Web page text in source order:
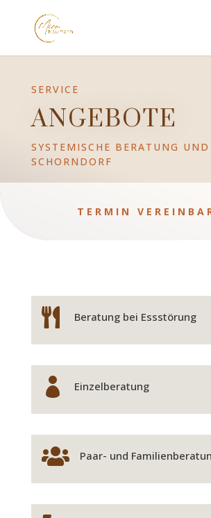
SERVICE
ANGEBOTE
SYSTEMISCHE BERATUNG
SCHORNDORF
TERMIN
 Beratung bei Essstörung
 Einzelberatung
 Paar- und